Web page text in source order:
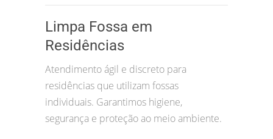
Limpa Fossa em
Residências
Atendimento ágil e discreto para
residências que utilizam fossas
individuais. Garantimos higiene,
segurança e proteção ao meio ambiente.